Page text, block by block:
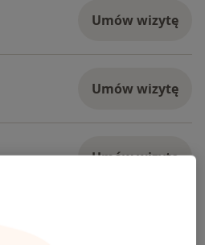
Umów wizytę
Umów wizytę
Umów wizytę